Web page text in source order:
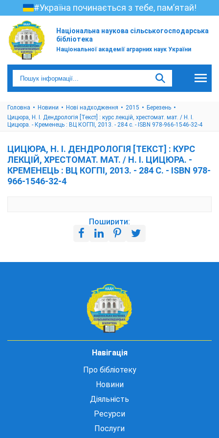
#Україна починається з тебе, пам’ятай!
Національна наукова сільськогосподарська
бібліотека
Національної академії аграрних наук України
Головна Новини Нові надходження 2015
Березень
Цицюра, Н. І. Дендрологія [Текст] : курс лекцій, хрестомат. мат. / Н. І.
Цицюра. - Кременець : ВЦ КОГПІ, 2013. - 284 с. - ISBN 978-966-1546-32-4
ЦИЦЮРА, Н. І. ДЕНДРОЛОГІЯ [ТЕКСТ] : КУРС
ЛЕКЦІЙ, ХРЕСТОМАТ. МАТ. / Н. І. ЦИЦЮРА. -
КРЕМЕНЕЦЬ : ВЦ КОГПІ, 2013. - 284 С. - ISBN 978-
966-1546-32-4
Поширити:
Навігація
Про бібліотеку
Новини
Діяльність
Ресурси
Послуги